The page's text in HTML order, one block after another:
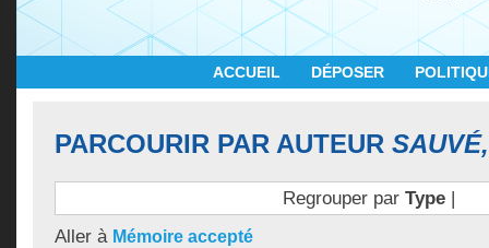
ACCUEIL DÉPOSER
PARCOURIR PAR AUTEUR
Regrouper par Type|
Aller à Mémoire accepté